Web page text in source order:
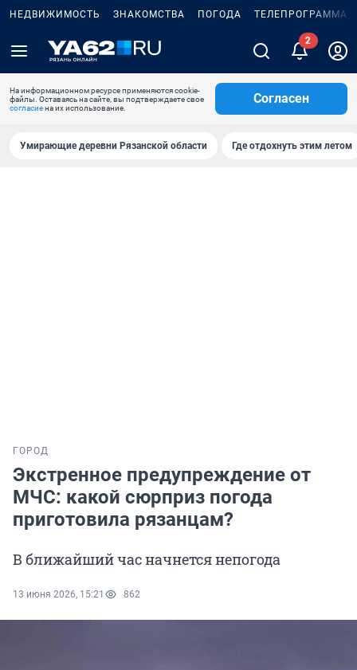
НЕДВИЖИМОСТЬ ЗНАКОМСТВА ПОГОДА ТЕЛЕПРОГРАММА
На информационном ресурсе применяются cookie-
файлы. Оставаясь на сайте, вы подтверждаете свое
согласиена их использование.
Согласен
Умирающие деревни Рязанской области Где отдохнуть этим летом
ГОРОД
Экстренное предупреждение от
МЧС: какой сюрприз погода
приготовила рязанцам?
В ближайший час начнется непогода
13 июня 2026, 15:21 862